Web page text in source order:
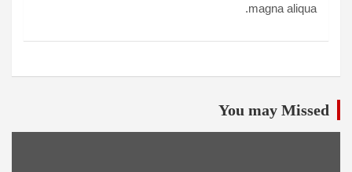
magna aliqua.
You may Missed